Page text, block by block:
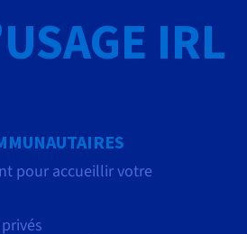
IRL
pour accueillir votre